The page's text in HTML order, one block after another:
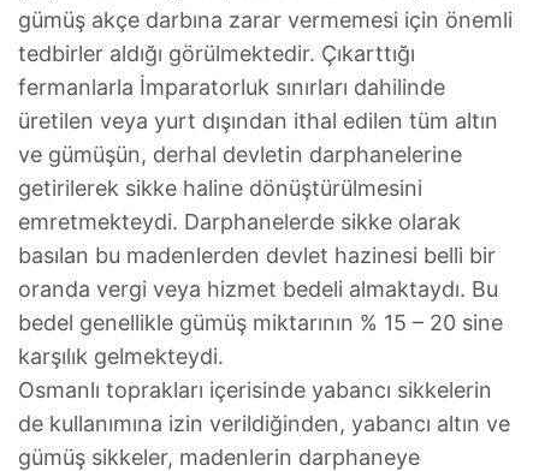
gümüş akçe darbına zarar vermemesi için önemli
tedbirler aldığı görülmektedir. Çıkarttığı
fermanlarla İmparatorluk sınırları dahilinde
üretilen veya yurt dışından ithal edilen tüm altın
ve gümüşün, derhal devletin darphanelerine
getirilerek sikke haline dönüştürülmesini
emretmekteydi. Darphanelerde sikke olarak
basılan bu madenlerden devlet hazinesi belli bir
oranda vergi veya hizmet bedeli almaktaydı. Bu
bedel genellikle gümüş miktarının % 15 – 20 sine
karşılık gelmekteydi.
Osmanlı toprakları içerisinde yabancı sikkelerin
de kullanımına izin verildiğinden, yabancı altın ve
gümüş sikkeler, madenlerin darphaneye